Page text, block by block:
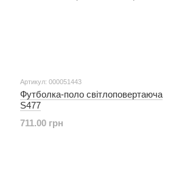
Артикул: 000051443
Футболка-поло світлоповертаюча
S477
711.00 грн